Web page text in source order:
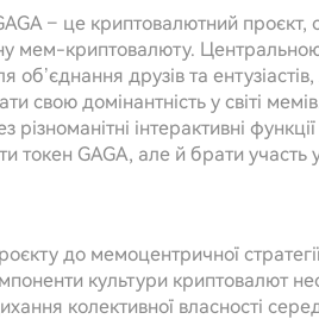
– це криптовалютний проєкт,
мем-криптовалюту.
об’єднання друзів та
свою домінантність у світі
різноманітні інтерактивні
токен GAGA, але й брати участь
до мемоцентричної
культури криптовалют
колективної власності